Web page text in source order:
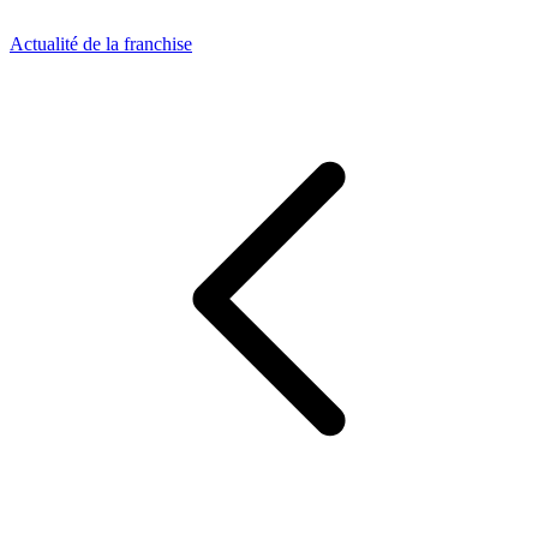
Actualité de la franchise